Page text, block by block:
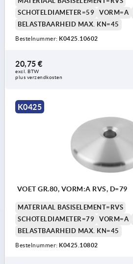
SCHOTELDIAMETER=59
VORM=A
BELASTBAARHEID MAX. KN=45
Bestelnummer: K0425.10602
20,75 €
excl. BTW
plus verzendkosten
K0425
VOET GR.80, VORM:A RVS, D=79
MATERIAAL BASISELEMENT=RVS
SCHOTELDIAMETER=79
VORM=A
BELASTBAARHEID MAX. KN=45
Bestelnummer: K0425.10802